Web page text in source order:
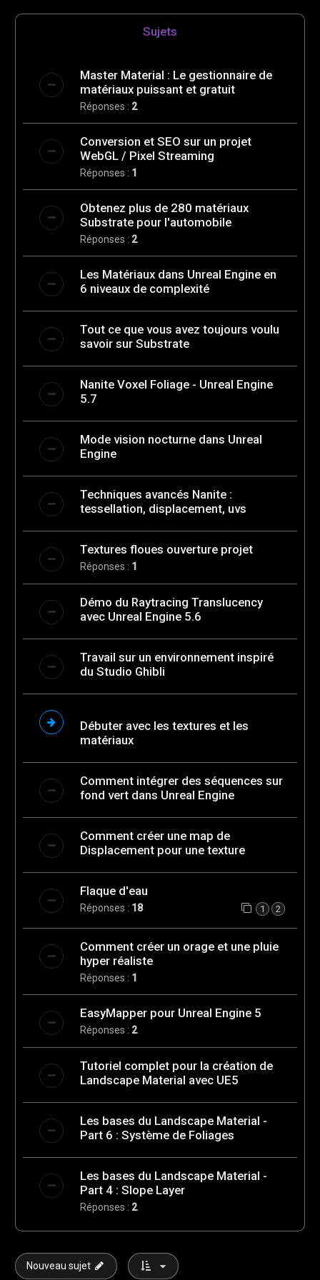
e
r
Sujets
Master Material : Le gestionnaire de
matériaux puissant et gratuit
Réponses : 2
Conversion et SEO sur un projet
WebGL / Pixel Streaming
Réponses : 1
Obtenez plus de 280 matériaux
Substrate pour l'automobile
Réponses : 2
Les Matériaux dans Unreal Engine en
6 niveaux de complexité
Tout ce que vous avez toujours voulu
savoir sur Substrate
Nanite Voxel Foliage - Unreal Engine
5.7
Mode vision nocturne dans Unreal
Engine
Techniques avancés Nanite :
tessellation, displacement, uvs
Textures floues ouverture projet
Réponses : 1
Démo du Raytracing Translucency
avec Unreal Engine 5.6
Travail sur un environnement inspiré
du Studio Ghibli
Débuter avec les textures et les
matériaux
Comment intégrer des séquences sur
fond vert dans Unreal Engine
Comment créer une map de
Displacement pour une texture
Flaque d'eau
Réponses : 18 1 2
Comment créer un orage et une pluie
hyper réaliste
Réponses : 1
EasyMapper pour Unreal Engine 5
Réponses : 2
Tutoriel complet pour la création de
Landscape Material avec UE5
Les bases du Landscape Material -
Part 6 : Système de Foliages
Les bases du Landscape Material -
Part 4 : Slope Layer
Réponses : 2
Nouveau sujet